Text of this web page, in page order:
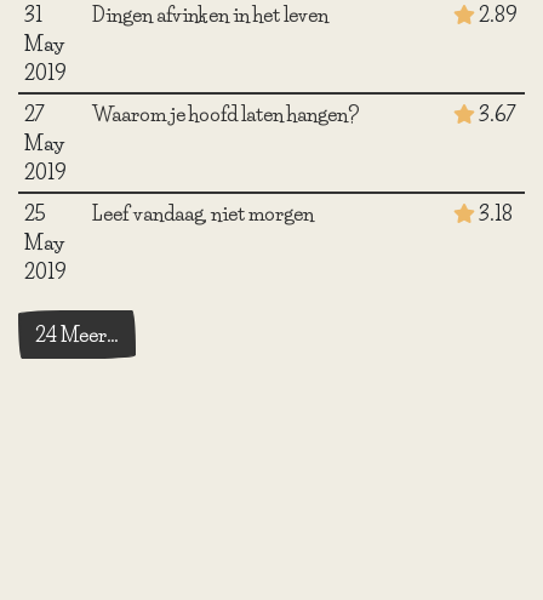
31
May
2019
Dingen afvinken in het leven 2.89
27
May
2019
Waarom je hoofd laten hangen? 3.67
25
May
2019
Leef vandaag, niet morgen 3.18
24 Meer…